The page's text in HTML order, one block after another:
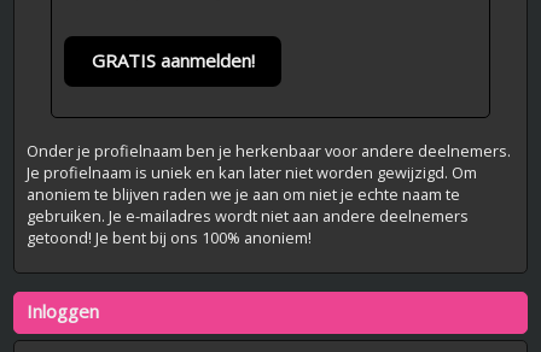
GRATIS aanmelden!
Onder je profielnaam ben je herkenbaar voor andere deelnemers.
Je profielnaam is uniek en kan later niet worden gewijzigd. Om
anoniem te blijven raden we je aan om niet je echte naam te
gebruiken. Je e-mailadres wordt niet aan andere deelnemers
getoond! Je bent bij ons 100% anoniem!
Inloggen